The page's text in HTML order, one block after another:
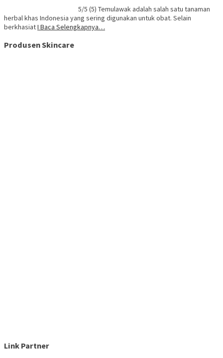
5/5 (5) Temulawak adalah salah satu tanaman
herbal khas Indonesia yang sering digunakan untuk obat. Selain
berkhasiatI Baca Selengkapnya…
Produsen Skincare
Link Partner